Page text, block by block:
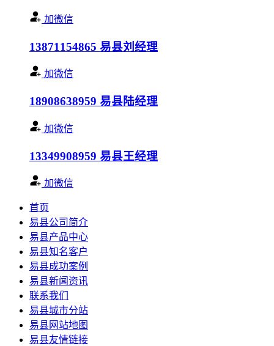
加微信
13871154865 易县刘经理
加微信
18908638959 易县陆经理
加微信
13349908959 易县王经理
加微信
首页
易县公司简介
易县产品中心
易县知名客户
易县成功案例
易县新闻资讯
联系我们
易县城市分站
易县网站地图
易县友情链接